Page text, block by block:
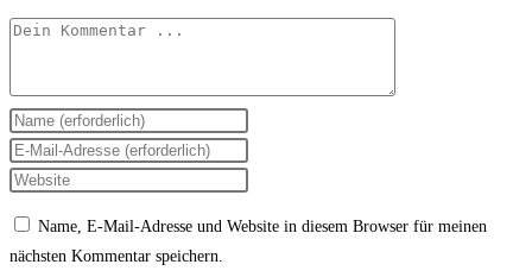
Kommentieren
Gib
deinen
Namen
Benutzernamen
Gib
deine
Gib
Name, E-Mail-Adresse und Website in diesem Browser für meinen
nächsten Kommentar speichern.